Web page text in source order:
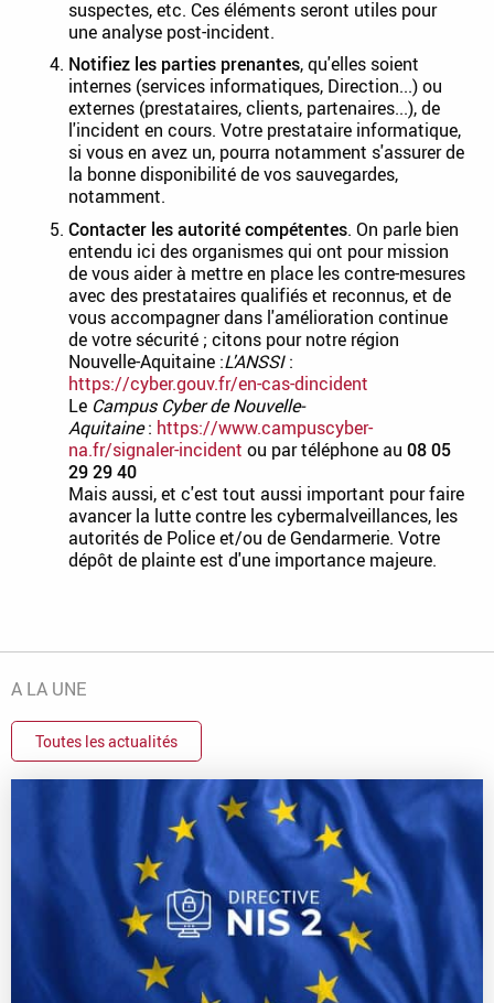
suspectes, etc. Ces éléments seront utiles pour
une analyse post-incident.
Notifiez les parties prenantes, qu'elles soient
internes (services informatiques, Direction...) ou
externes (prestataires, clients, partenaires...), de
l'incident en cours. Votre prestataire informatique,
si vous en avez un, pourra notamment s'assurer de
la bonne disponibilité de vos sauvegardes,
notamment.
Contacter les autorité compétentes. On parle bien
entendu ici des organismes qui ont pour mission
de vous aider à mettre en place les contre-mesures
avec des prestataires qualifiés et reconnus, et de
vous accompagner dans l'amélioration continue
de votre sécurité ; citons pour notre région
Nouvelle-Aquitaine :L'ANSSI:
https://cyber.gouv.fr/en-cas-dincident
Le Campus Cyber de Nouvelle-
Aquitaine: https://www.campuscyber-
na.fr/signaler-incident ou par téléphone au 08 05
29 29 40
Mais aussi, et c'est tout aussi important pour faire
avancer la lutte contre les cybermalveillances, les
autorités de Police et/ou de Gendarmerie. Votre
dépôt de plainte est d'une importance majeure.
A LA UNE
Toutes les actualités